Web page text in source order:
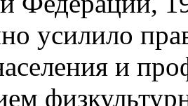
усилило
и